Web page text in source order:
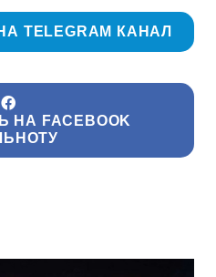
TELEGRAM КАНАЛ
НА FACEBOOK